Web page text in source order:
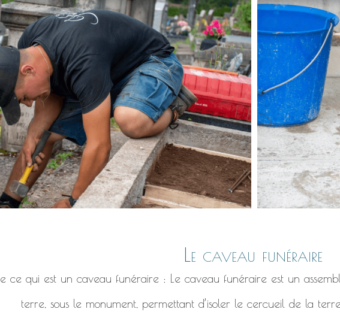
Le caveau funéraire
ce qui est un caveau funéraire : Le caveau funéraire est un
terre, sous le monument, permettant d’isoler le cercueil de la